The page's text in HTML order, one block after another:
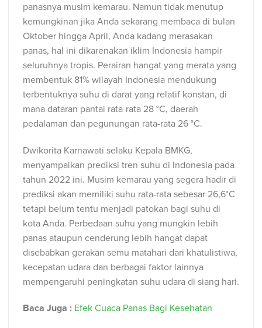
panasnya musim kemarau. Namun tidak menutup
kemungkinan jika Anda sekarang membaca di bulan
Oktober hingga April, Anda kadang merasakan
panas, hal ini dikarenakan iklim Indonesia hampir
seluruhnya tropis. Perairan hangat yang merata yang
membentuk 81% wilayah Indonesia mendukung
terbentuknya suhu di darat yang relatif konstan, di
mana dataran pantai rata-rata 28 °C, daerah
pedalaman dan pegunungan rata-rata 26 °C.
Dwikorita Karnawati selaku Kepala BMKG,
menyampaikan prediksi tren suhu di Indonesia pada
tahun 2022 ini. Musim kemarau yang segera hadir di
prediksi akan memiliki suhu rata-rata sebesar 26,6°C
tetapi belum tentu menjadi patokan bagi suhu di
kota Anda. Perbedaan suhu yang mungkin lebih
panas ataupun cenderung lebih hangat dapat
disebabkan gerakan semu matahari dari khatulistiwa,
kecepatan udara dan berbagai faktor lainnya
mempengaruhi peningkatan suhu udara di siang hari.
Baca Juga : Efek Cuaca Panas Bagi Kesehatan